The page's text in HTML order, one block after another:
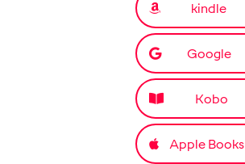
kindle
Google
Kobo
Apple Books